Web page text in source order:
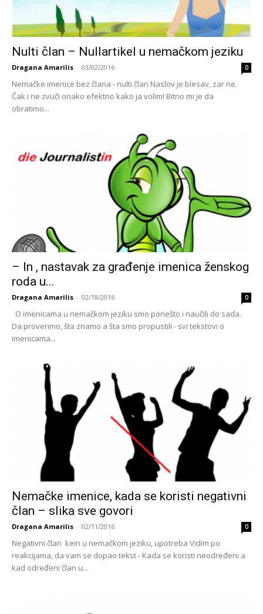
Nulti član – Nullartikel u nemačkom jeziku
Dragana Amarilis - 03/02/2016 0
Nemačke imenice bez člana - nulti član Naslov je blesav, zar ne.
Čak i ne zvuči onako efektno kako ja volim! Bitno mi je da
obratimo...
– In , nastavak za građenje imenica ženskog
roda u...
Dragana Amarilis - 02/18/2016 0
O imenicama u nemačkom jeziku smo ponešto i naučili do sada.
Da proverimo, šta znamo a šta smo propustili - svi tekstovi o
imenicama...
Nemačke imenice, kada se koristi negativni
član – slika sve govori
Dragana Amarilis - 02/11/2016 0
Negativni član kein u nemačkom jeziku, upotreba Vidim po
reakcijama, da vam se dopao tekst - Kada se koristi neodređeni a
kad određeni član u...